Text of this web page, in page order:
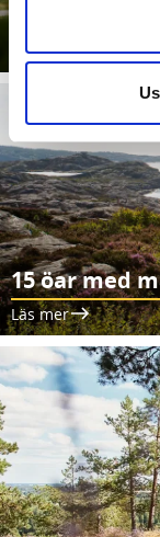
3 historiska
Läs mer
15 öar med
Läs mer